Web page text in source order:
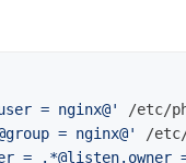
= nginx@'
= nginx@'
= .*@listen.owner